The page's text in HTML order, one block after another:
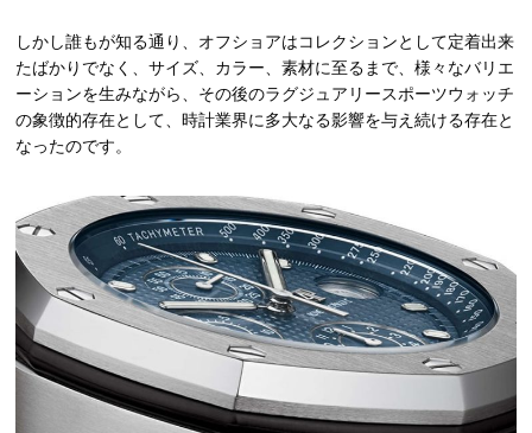
しかし誰もが知る通り、オフショアはコレクションとして定着出来
たばかりでなく、サイズ、カラー、素材に至るまで、様々なバリエ
ーションを生みながら、その後のラグジュアリースポーツウォッチ
の象徴的存在として、時計業界に多大なる影響を与え続ける存在と
なったのです。